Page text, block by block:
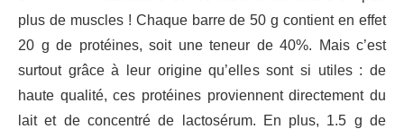
plus de muscles ! Chaque barre de 50 g contient en effet
20 g de protéines, soit une teneur de 40%. Mais c’est
surtout grâce à leur origine qu’elles sont si utiles : de
haute qualité, ces protéines proviennent directement du
lait et de concentré de lactosérum. En plus, 1.5 g de